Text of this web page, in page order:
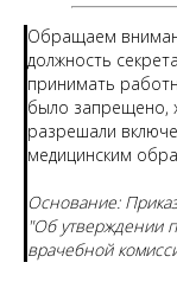
Обращаем
должность
принимать
было запрещено,
разрешали
медицинским
Основание:
"Об утверждении
врачебной
ближайшее время
+7 (495) 188-17-